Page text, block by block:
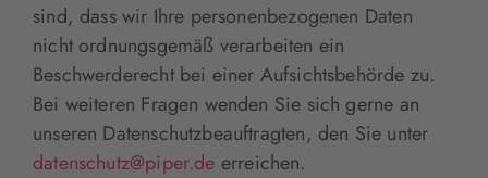
sind, dass wir Ihre personenbezogenen Daten
nicht ordnungsgemäß verarbeiten ein
Beschwerderecht bei einer Aufsichtsbehörde zu.
Bei weiteren Fragen wenden Sie sich gerne an
unseren Datenschutzbeauftragten, den Sie unter
datenschutz@piper.de erreichen.